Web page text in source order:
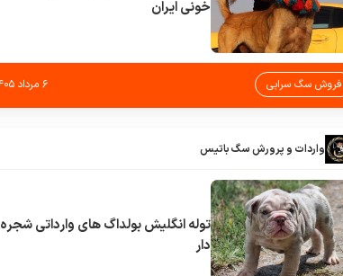
خونی ایران
فروش سگ سرابی ۶ مرداد ۱۴۰۵
واردات و پرورش سگ باتیس
توله انگلیش بولداگ های وارداتی شجره
دار